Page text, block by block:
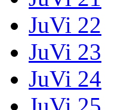
JuVi 22
JuVi 23
JuVi 24